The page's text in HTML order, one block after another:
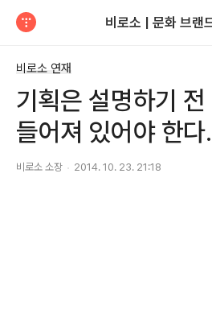
비로소 | 문화 브랜
비로소 연재
기획은 설명하기
들어져 있어야 한다.
비로소 소장 2014. 10. 23. 21:18